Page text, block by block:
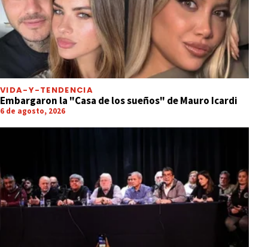
VIDA-Y-TENDENCIA
Embargaron la "Casa de los sueños" de Mauro Icardi
6 de agosto, 2026